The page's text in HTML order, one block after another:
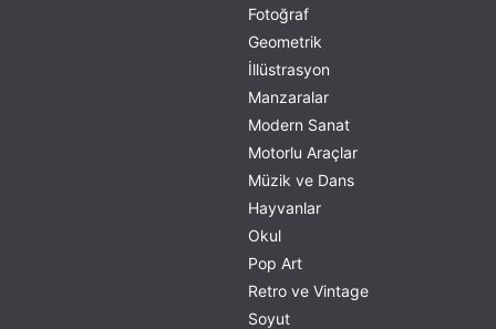
Fotoğraf
Geometrik
İllüstrasyon
Manzaralar
Modern Sanat
Motorlu Araçlar
Müzik ve Dans
Hayvanlar
Okul
Pop Art
Retro ve Vintage
Soyut